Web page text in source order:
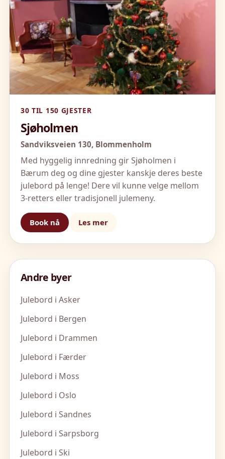
30 TIL 150 GJESTER
Sjøholmen
Sandviksveien 130, Blommenholm
Med hyggelig innredning gir Sjøholmen i
Bærum deg og dine gjester kanskje deres beste
julebord på lenge! Dere vil kunne velge mellom
3-retters eller tradisjonell julemeny.
Book nå Les mer
Andre byer
Julebord i Asker
Julebord i Bergen
Julebord i Drammen
Julebord i Færder
Julebord i Moss
Julebord i Oslo
Julebord i Sandnes
Julebord i Sarpsborg
Julebord i Ski